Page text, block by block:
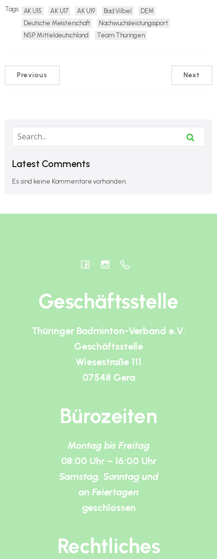
Tags: AK U15 AK U17 AK U19 Bad Vilbel
DEM
Deutsche Meisterschaft
Nachwuchsleistungssport
NSP Mitteldeutschland
Team Thüringen
Previous Next
Latest Comments
Es sind keine Kommentare vorhanden.
Geschäftsstelle
Thüringer Badminton-Verband e.V.
Geschäftsstelle
Wiesestraße 111
07548 Gera
Bürozeiten
Montag bis Freitag
08:00 Uhr – 16:00 Uhr
Samstag, Sonntag und
an Feiertagen
geschlossen
Rechtliches